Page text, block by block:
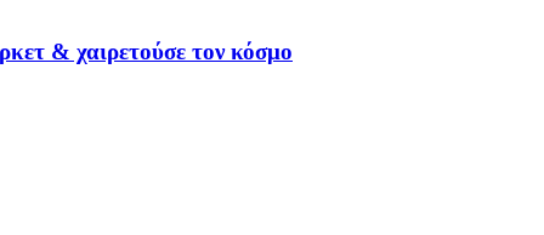
& χαιρετούσε τον κόσμο